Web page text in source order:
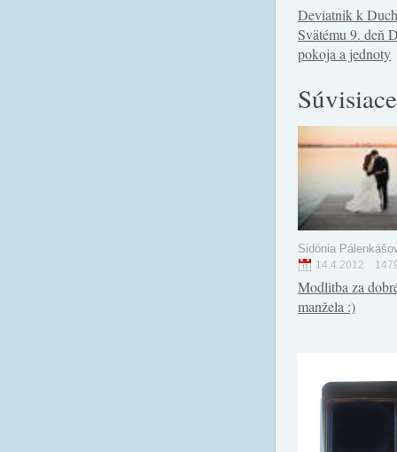
Deviatnik k
Svätému 9. deň
pokoja a jednoty
Sidónia
14.4.2012
Modlitba za
manžela :)